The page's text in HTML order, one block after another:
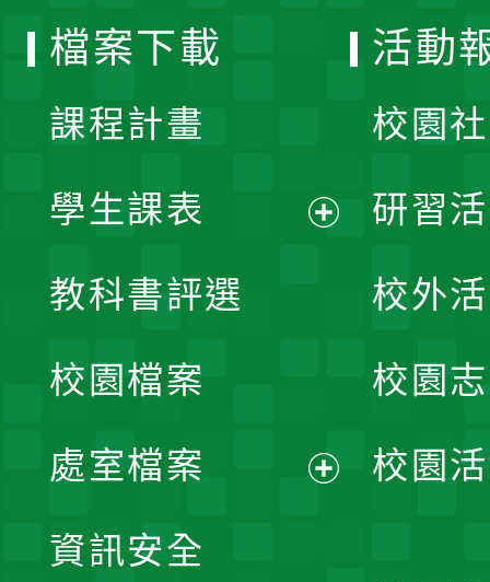
檔案下載
課程計畫
學生課表
單
教科書評選
校園檔案
處室檔案
資訊安全
活動
校園
研習
校外
校園
校園